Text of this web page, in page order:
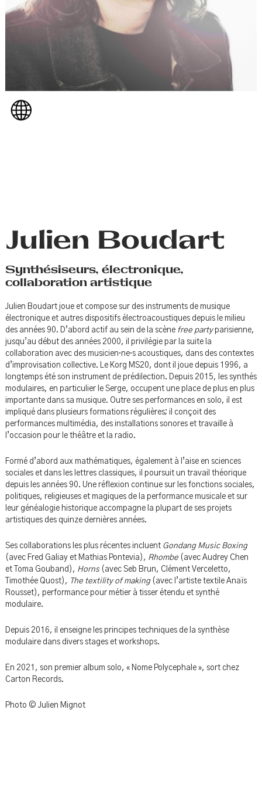
Julien Boudart
Synthésiseurs, électronique,
collaboration artistique
Julien Boudart joue et compose sur des instruments de musique
électronique et autres dispositifs électroacoustiques depuis le milieu
des années 90. D’abord actif au sein de la scène free partyparisienne,
jusqu’au début des années 2000, il privilégie par la suite la
collaboration avec des musicien·ne·s acoustiques, dans des contextes
d’improvisation collective. Le Korg MS20, dont il joue depuis 1996, a
longtemps été son instrument de prédilection. Depuis 2015, les synthés
modulaires, en particulier le Serge, occupent une place de plus en plus
importante dans sa musique. Outre ses performances en solo, il est
impliqué dans plusieurs formations régulières; il conçoit des
performances multimédia, des installations sonores et travaille à
l’occasion pour le théâtre et la radio.
Formé d’abord aux mathématiques, également à l’aise en sciences
sociales et dans les lettres classiques, il poursuit un travail théorique
depuis les années 90. Une réflexion continue sur les fonctions sociales,
politiques, religieuses et magiques de la performance musicale et sur
leur généalogie historique accompagne la plupart de ses projets
artistiques des quinze dernières années.
Ses collaborations les plus récentes incluent Gondang Music Boxing
(avec Fred Galiay et Mathias Pontevia), Rhombe(avec Audrey Chen
et Toma Gouband), Horns(avec Seb Brun, Clément Verceletto,
Timothée Quost), The textility of making(avec l’artiste textile Anaïs
Rousset), performance pour métier à tisser étendu et synthé
modulaire.
Depuis 2016, il enseigne les principes techniques de la synthèse
modulaire dans divers stages et workshops.
En 2021, son premier album solo, « Nome Polycephale », sort chez
Carton Records.
Photo © Julien Mignot